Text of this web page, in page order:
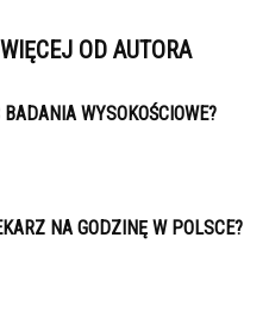
WIĘCEJ OD AUTORA
WYSOKOŚCIOWE?
NA GODZINĘ W POLSCE?